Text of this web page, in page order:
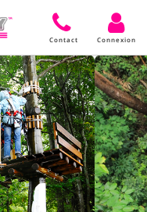
Contact Connexion